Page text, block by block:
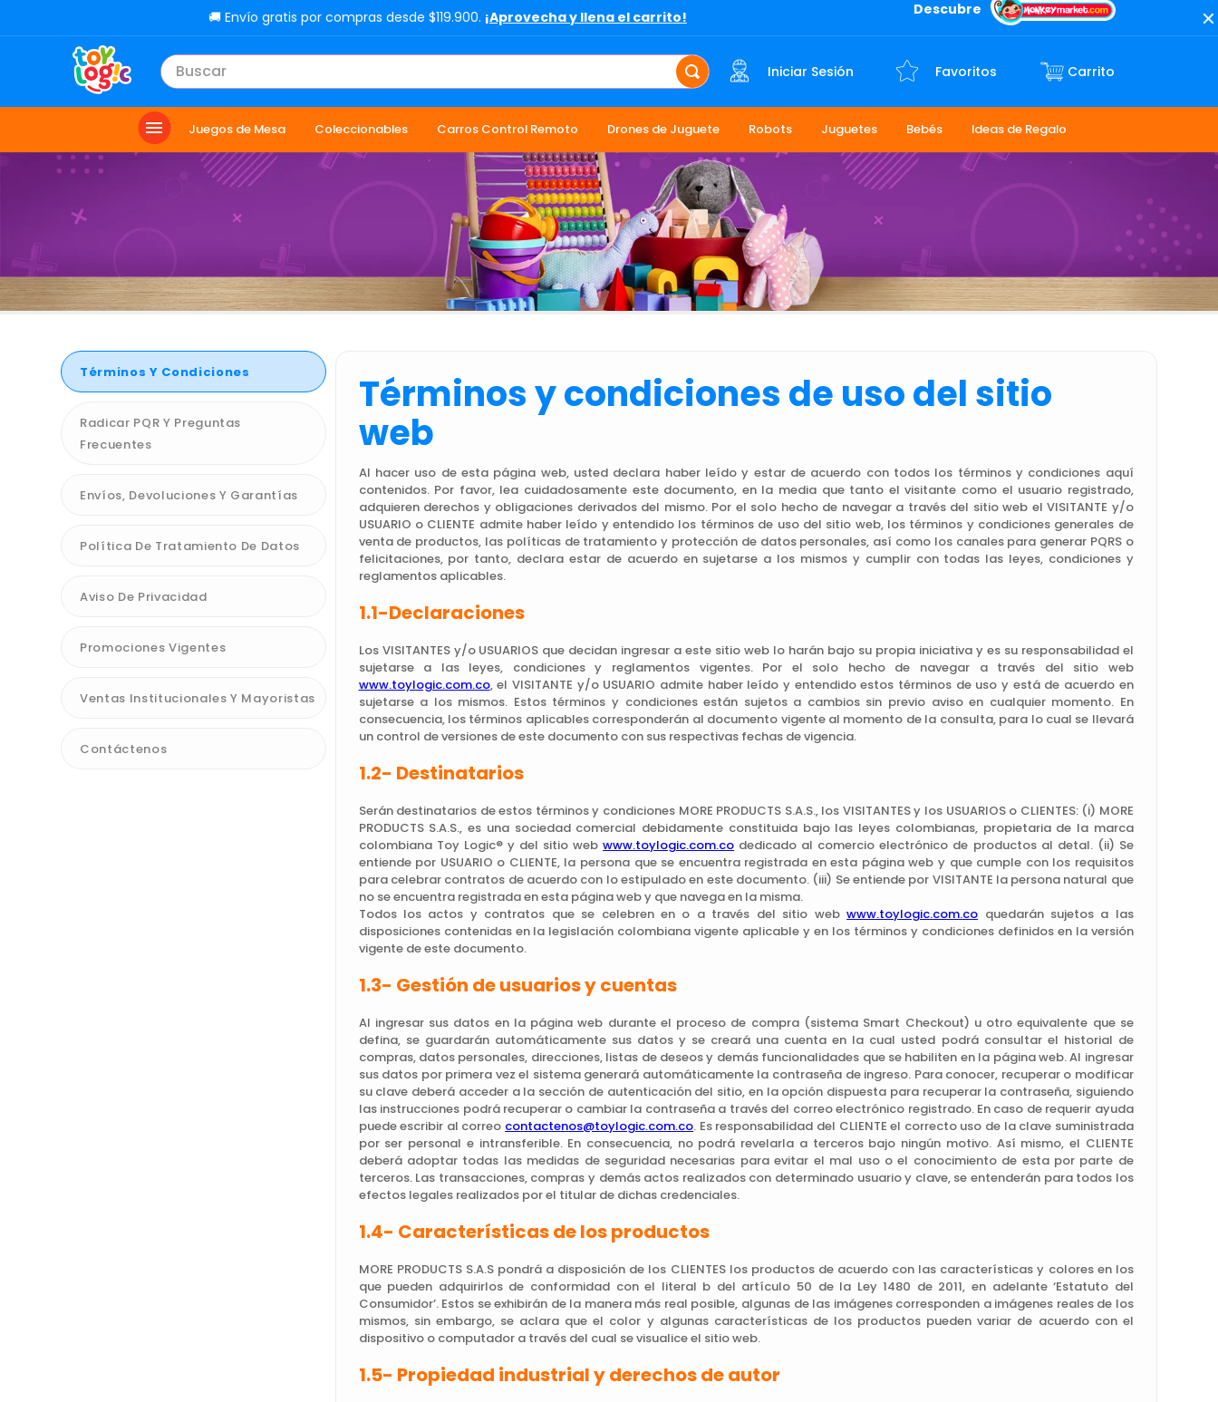
🚚 Envío gratis por compras desde $119.900. ¡Aprovecha y llena el carrito! Descubre
Buscar Iniciar Sesión Favoritos
Juegos de Mesa Coleccionables Carros Control Remoto Drones de Juguete Robots Juguetes Bebés Ideas de Regalo
Términos Y Condiciones
Radicar PQR Y Preguntas
Frecuentes
Envíos, Devoluciones Y Garantías
Política De Tratamiento De Datos
Aviso De Privacidad
Promociones Vigentes
Ventas Institucionales Y Mayoristas
Contáctenos
Términos y condiciones de uso del sitio
web
Al hacer uso de esta página web, usted declara haber leído y estar de acuerdo con todos los términos y condiciones aquí
contenidos. Por favor, lea cuidadosamente este documento, en la media que tanto el visitante como el usuario registrado,
adquieren derechos y obligaciones derivados del mismo. Por el solo hecho de navegar a través del sitio web el VISITANTE y/o
USUARIO o CLIENTE admite haber leído y entendido los términos de uso del sitio web, los términos y condiciones generales de
venta de productos, las políticas de tratamiento y protección de datos personales, así como los canales para generar PQRS o
felicitaciones, por tanto, declara estar de acuerdo en sujetarse a los mismos y cumplir con todas las leyes, condiciones y
reglamentos aplicables.
1.1-Declaraciones
Los VISITANTES y/o USUARIOS que decidan ingresar a este sitio web lo harán bajo su propia iniciativa y es su responsabilidad el
sujetarse a las leyes, condiciones y reglamentos vigentes. Por el solo hecho de navegar a través del sitio web
www.toylogic.com.co, el VISITANTE y/o USUARIO admite haber leído y entendido estos términos de uso y está de acuerdo en
sujetarse a los mismos. Estos términos y condiciones están sujetos a cambios sin previo aviso en cualquier momento. En
consecuencia, los términos aplicables corresponderán al documento vigente al momento de la consulta, para lo cual se llevará
un control de versiones de este documento con sus respectivas fechas de vigencia.
1.2- Destinatarios
Serán destinatarios de estos términos y condiciones MORE PRODUCTS S.A.S., los VISITANTES y los USUARIOS o CLIENTES: (i) MORE
PRODUCTS S.A.S., es una sociedad comercial debidamente constituida bajo las leyes colombianas, propietaria de la marca
colombiana Toy Logic® y del sitio webwww.toylogic.com.co dedicado al comercio electrónico de productos al detal. (ii) Se
entiende por USUARIO o CLIENTE, la persona que se encuentra registrada en esta página web y que cumple con los requisitos
para celebrar contratos de acuerdo con lo estipulado en este documento. (iii) Se entiende por VISITANTE la persona natural que
no se encuentra registrada en esta página web y que navega en la misma.
Todos los actos y contratos que se celebren en o a través del sitio webwww.toylogic.com.co quedarán sujetos a las
disposiciones contenidas en la legislación colombiana vigente aplicable y en los términos y condiciones definidos en la versión
vigente de este documento.
1.3- Gestión de usuarios y cuentas
Al ingresar sus datos en la página web durante el proceso de compra (sistema Smart Checkout) u otro equivalente que se
defina, se guardarán automáticamente sus datos y se creará una cuenta en la cual usted podrá consultar el historial de
compras, datos personales, direcciones, listas de deseos y demás funcionalidades que se habiliten en la página web. Al ingresar
sus datos por primera vez el sistema generará automáticamente la contraseña de ingreso. Para conocer, recuperar o modificar
su clave deberá acceder a la sección de autenticación del sitio, en la opción dispuesta para recuperar la contraseña, siguiendo
las instrucciones podrá recuperar o cambiar la contraseña a través del correo electrónico registrado. En caso de requerir ayuda
puede escribir al correo contactenos@toylogic.com.co. Es responsabilidad del CLIENTE el correcto uso de la clave suministrada
por ser personal e intransferible. En consecuencia, no podrá revelarla a terceros bajo ningún motivo. Así mismo, el CLIENTE
deberá adoptar todas las medidas de seguridad necesarias para evitar el mal uso o el conocimiento de esta por parte de
terceros. Las transacciones, compras y demás actos realizados con determinado usuario y clave, se entenderán para todos los
efectos legales realizados por el titular de dichas credenciales.
1.4- Características de los productos
MORE PRODUCTS S.A.S pondrá a disposición de los CLIENTES los productos de acuerdo con las características y colores en los
que pueden adquirirlos de conformidad con el literal b del artículo 50 de la Ley 1480 de 2011, en adelante ‘Estatuto del
Consumidor’. Estos se exhibirán de la manera más real posible, algunas de las imágenes corresponden a imágenes reales de los
mismos, sin embargo, se aclara que el color y algunas características de los productos pueden variar de acuerdo con el
dispositivo o computador a través del cual se visualice el sitio web.
1.5- Propiedad industrial y derechos de autor
TÉRMINOS MÁS BUSCADOS
lol
6
minix maradona
9.
dinosaurio
10 . bloques